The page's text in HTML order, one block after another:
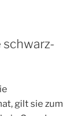
schwarz-
gilt sie zum